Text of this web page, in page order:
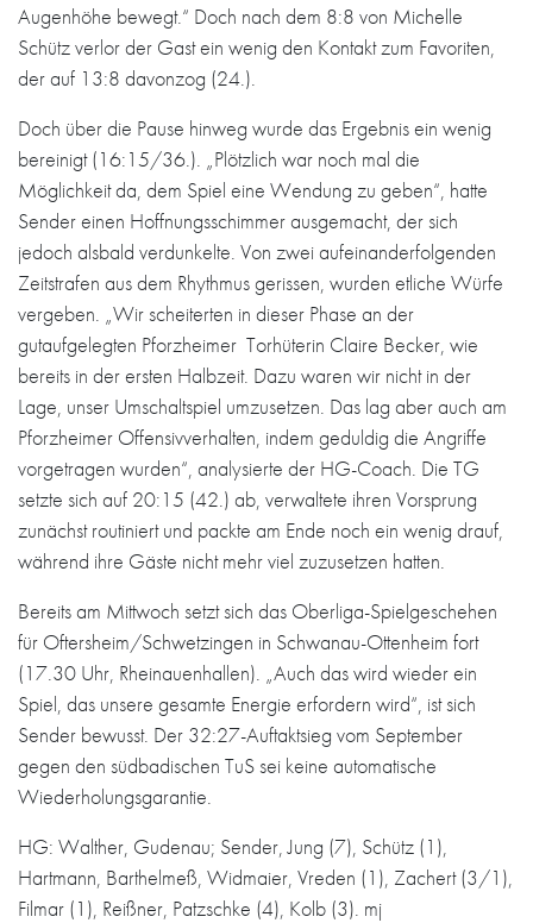
Augenhöhe bewegt.“ Doch nach dem 8:8 von Michelle
Schütz verlor der Gast ein wenig den Kontakt zum Favoriten,
der auf 13:8 davonzog (24.).
Doch über die Pause hinweg wurde das Ergebnis ein wenig
bereinigt (16:15/36.). „Plötzlich war noch mal die
Möglichkeit da, dem Spiel eine Wendung zu geben“, hatte
Sender einen Hoffnungsschimmer ausgemacht, der sich
jedoch alsbald verdunkelte. Von zwei aufeinanderfolgenden
Zeitstrafen aus dem Rhythmus gerissen, wurden etliche Würfe
vergeben. „Wir scheiterten in dieser Phase an der
gutaufgelegten Pforzheimer Torhüterin Claire Becker, wie
bereits in der ersten Halbzeit. Dazu waren wir nicht in der
Lage, unser Umschaltspiel umzusetzen. Das lag aber auch am
Pforzheimer Offensivverhalten, indem geduldig die Angriffe
vorgetragen wurden“, analysierte der HG-Coach. Die TG
setzte sich auf 20:15 (42.) ab, verwaltete ihren Vorsprung
zunächst routiniert und packte am Ende noch ein wenig drauf,
während ihre Gäste nicht mehr viel zuzusetzen hatten.
Bereits am Mittwoch setzt sich das Oberliga-Spielgeschehen
für Oftersheim/Schwetzingen in Schwanau-Ottenheim fort
(17.30 Uhr, Rheinauenhallen). „Auch das wird wieder ein
Spiel, das unsere gesamte Energie erfordern wird“, ist sich
Sender bewusst. Der 32:27-Auftaktsieg vom September
gegen den südbadischen TuS sei keine automatische
Wiederholungsgarantie.
HG: Walther, Gudenau; Sender, Jung (7), Schütz (1),
Hartmann, Barthelmeß, Widmaier, Vreden (1), Zachert (3/1),
Filmar (1), Reißner, Patzschke (4), Kolb (3). mj